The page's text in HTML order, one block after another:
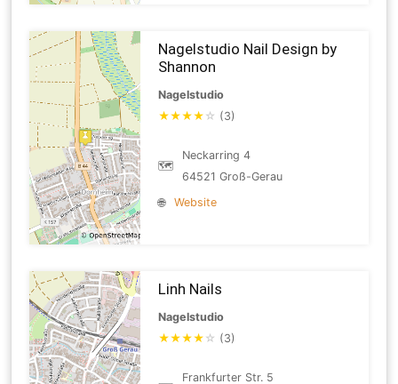
Nagelstudio Nail Design by
Shannon
Nagelstudio
★★★★ ☆ (3)
🗺
Neckarring 4
64521 Groß-Gerau
🌐
Website
Linh Nails
Nagelstudio
★★★★ ☆ (3)
Frankfurter Str. 5